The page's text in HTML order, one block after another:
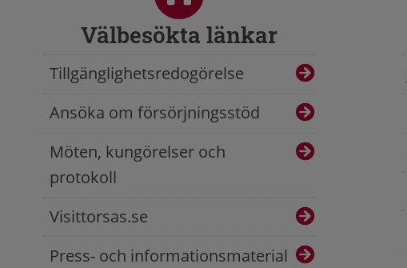
Välbesökta länkar
Tillgänglighetsredogörelse
Ansöka om försörjningsstöd
Möten, kungörelser och
protokoll
Visittorsas.se
Press- och informationsmaterial